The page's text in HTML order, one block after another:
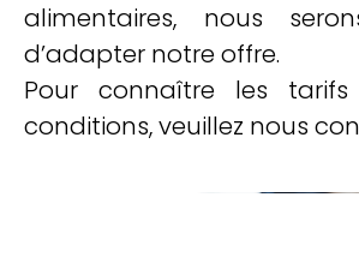
alimentaires, nous
d’adapter notre offre.
Pour connaître les
conditions, veuillez nous